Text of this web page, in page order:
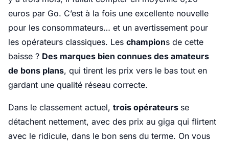
euros par Go. C’est à la fois une excellente nouvelle
pour les consommateurs… et un avertissement pour
les opérateurs classiques. Les champions de cette
baisse ? Des marques bien connues des amateurs
de bons plans, qui tirent les prix vers le bas tout en
gardant une qualité réseau correcte.
Dans le classement actuel, trois opérateurs se
détachent nettement, avec des prix au giga qui flirtent
avec le ridicule, dans le bon sens du terme. On vous